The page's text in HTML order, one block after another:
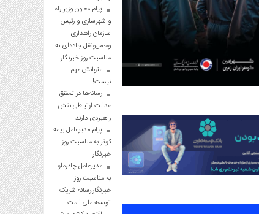
پیام معاون وزیر راه
و شهرسازی و رئیس
سازمان راهداری
وحمل‌ونقل جاده‌ای به
مناسبت روز خبرنگار
عنوانش مهم
نیست!
رسانه‌ها در تحقق
عدالت ارتباطی نقش
راهبردی دارند
پیام مدیرعامل بیمه
کوثر به مناسبت روز
خبرنگار
مدیرعامل چادرملو
به مناسبت روز
خبرنگار:رسانه شریک
توسعه ملی است